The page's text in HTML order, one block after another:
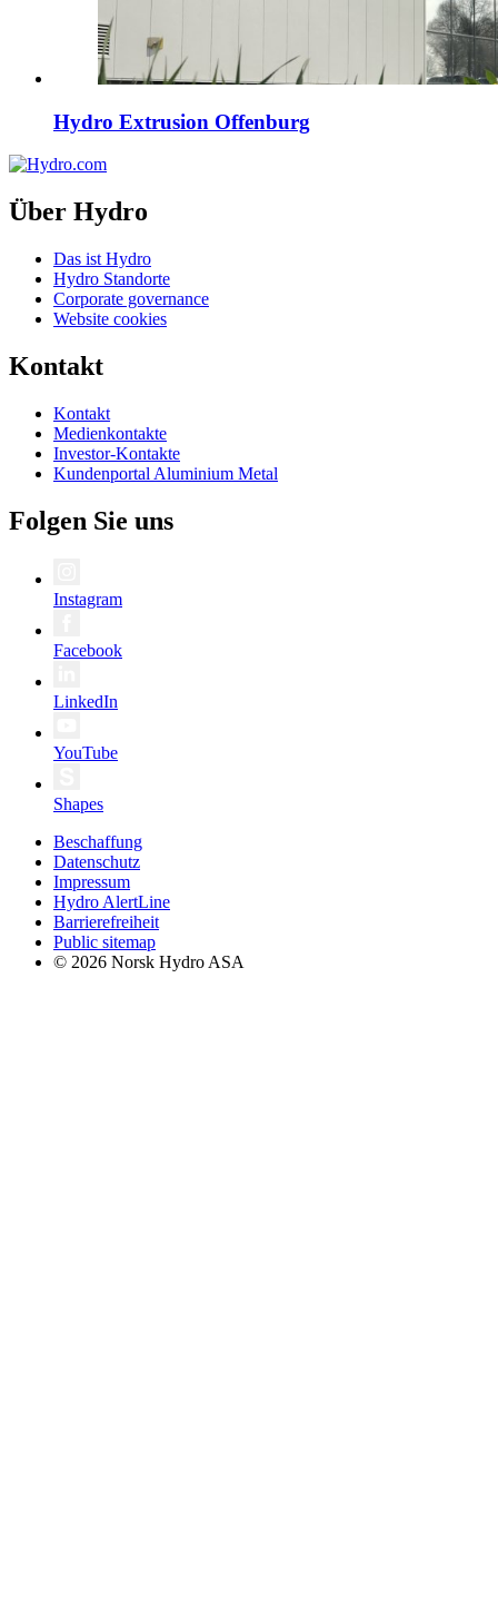
Hydro Extrusion Offenburg
Über Hydro
Das ist Hydro
Hydro Standorte
Corporate governance
Website cookies
Kontakt
Kontakt
Medienkontakte
Investor-Kontakte
Kundenportal Aluminium Metal
Folgen Sie uns
Instagram
Facebook
LinkedIn
YouTube
Shapes
Beschaffung
Datenschutz
Impressum
Hydro AlertLine
Barrierefreiheit
Public sitemap
© 2026 Norsk Hydro ASA